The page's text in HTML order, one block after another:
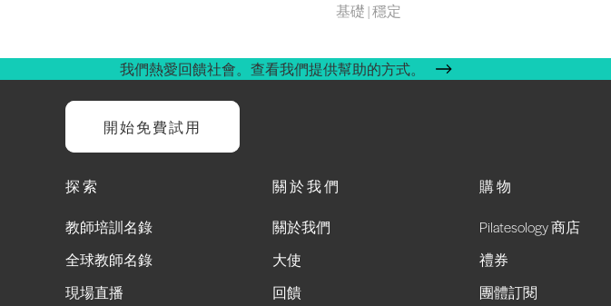
基礎 | 穩定
我們熱愛回饋社會。查看我們提供幫助的方式。
開始免費試用
探索
教師培訓名錄
全球教師名錄
現場直播
關於我們
關於我們
大使
回饋
購物
Pilatesology 商店
禮券
團體訂閱